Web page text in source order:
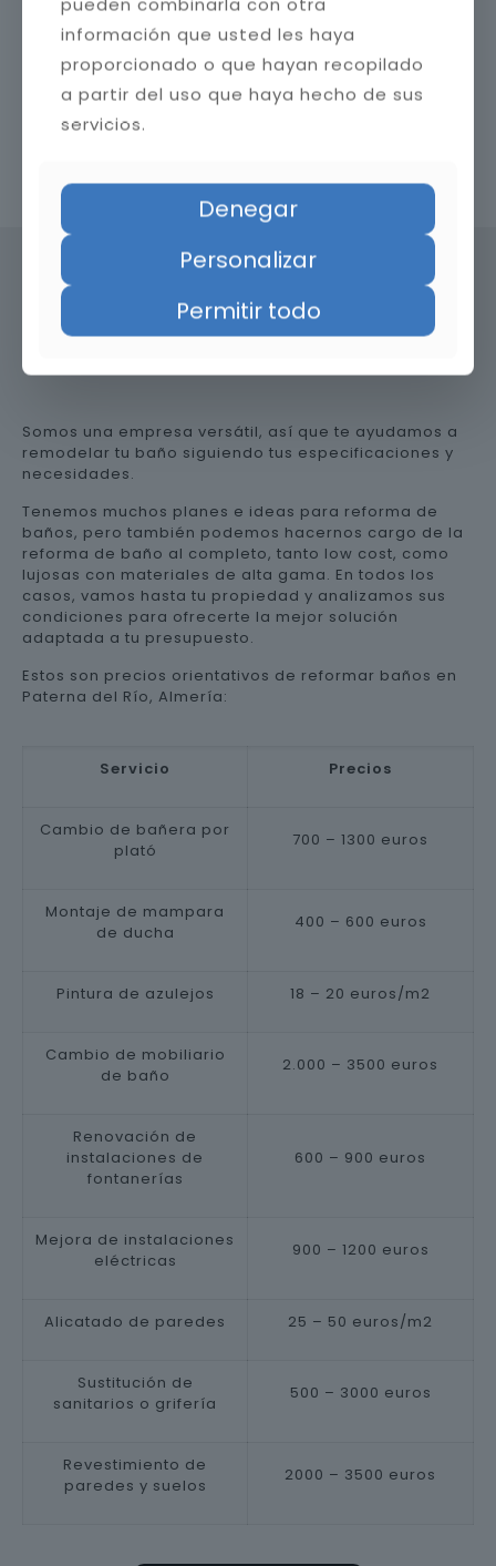
Contacta con nosotros
Precio de reformar el baño en
Almería
Somos una empresa versátil, así que te ayudamos a
remodelar tu baño siguiendo tus especificaciones y
necesidades.
Tenemos muchos planes e ideas para reforma de
baños, pero también podemos hacernos cargo de la
reforma de baño al completo, tanto low cost, como
lujosas con materiales de alta gama. En todos los
casos, vamos hasta tu propiedad y analizamos sus
condiciones para ofrecerte la mejor solución
adaptada a tu presupuesto.
Estos son precios orientativos de reformar baños en
Paterna del Río, Almería:
Servicio Precios
Cambio de bañera por
plató
700 – 1300 euros
Montaje de mampara
de ducha
400 – 600 euros
Pintura de azulejos 18 – 20 euros/m2
Cambio de mobiliario
de baño
2.000 – 3500 euros
Renovación de
instalaciones de
fontanerías
600 – 900 euros
Mejora de instalaciones
eléctricas
900 – 1200 euros
Alicatado de paredes 25 – 50 euros/m2
Sustitución de
sanitarios o grifería
500 – 3000 euros
Revestimiento de
paredes y suelos
2000 – 3500 euros
información que usted les haya
proporcionado o que hayan recopilado
a partir del uso que haya hecho de sus
servicios.
Denegar
Personalizar
Permitir todo